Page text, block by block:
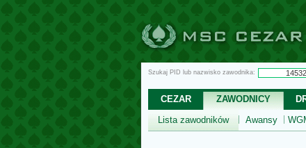
Szukaj PID lub nazwisko zawodnika:
CEZAR ZAWODNICY
Lista zawodników
Awansy